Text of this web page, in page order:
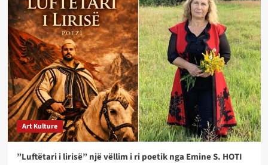
Art Kulture
”Luftëtari i lirisë” një vëllim i ri poetik nga Emine S. HOTI